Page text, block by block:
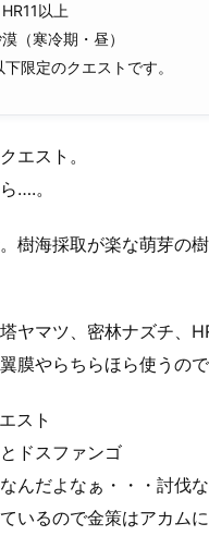
以上
（寒冷期・昼）
限定のクエストです。
エスト。
….。
樹海採取が楽な萌芽の
ヤマツ、密林ナズチ、
膜やらちらほら使うので
スト
ドスファンゴ
んだよなぁ・・・討伐
いるので金策はアカムに